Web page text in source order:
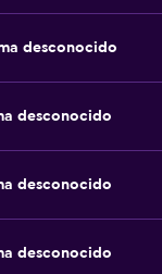
desconocido
desconocido
desconocido
desconocido